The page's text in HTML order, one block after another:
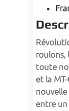
roulons,
toute
et la
nouvelle
entre un